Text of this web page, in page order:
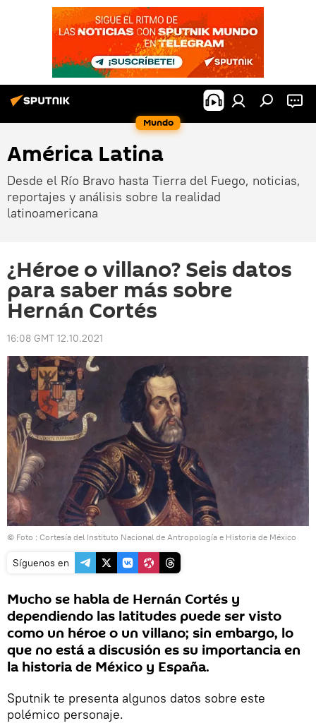
Mundo
América Latina
Desde el Río Bravo hasta Tierra del Fuego, noticias,
reportajes y análisis sobre la realidad
latinoamericana
¿Héroe o villano? Seis datos
para saber más sobre
Hernán Cortés
16:08 GMT 12.10.2021
© Foto : Cortesía del Instituto Nacional de Antropología e Historia de México
Síguenos en
Mucho se habla de Hernán Cortés y
dependiendo las latitudes puede ser visto
como un héroe o un villano; sin embargo, lo
que no está a discusión es su importancia en
la historia de México y España.
Sputnik te presenta algunos datos sobre este
polémico personaje.